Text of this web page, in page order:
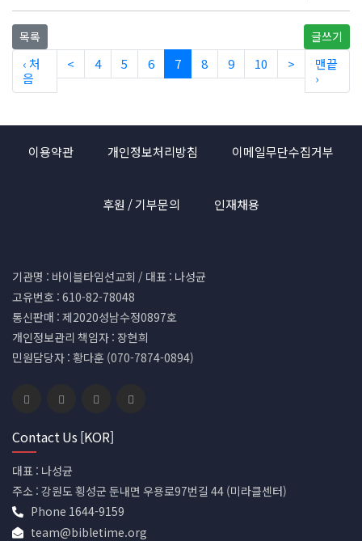
목록 글쓰기
‹ 처
음
< 4 5 6 7 8 9 10 >
맨끝
›
이용약관 개인정보처리방침 이메일무단수집거부
후원 / 기부문의 인재채용
기관명 : 바이블타임선교회 / 대표 : 나성균
고유번호 : 610-82-78048
통신판매 : 제2020성남수정0897호
개인정보관리 책임자 : 장현희
민원담당자 : 황다훈 (070-7874-0894)
Contact Us [KOR]
대표 : 나성균
주소 : 강원도 횡성군 둔내면 우용로97번길 44 (미라클센터)
Phone 1644-9159
team@bibletime.org